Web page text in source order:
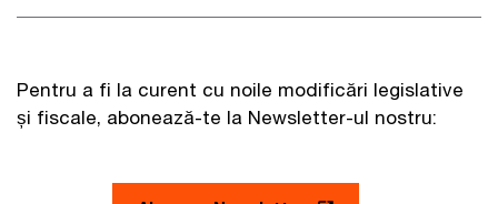
Pentru a fi la curent cu noile modificări legislative
și fiscale, abonează-te la Newsletter-ul nostru: